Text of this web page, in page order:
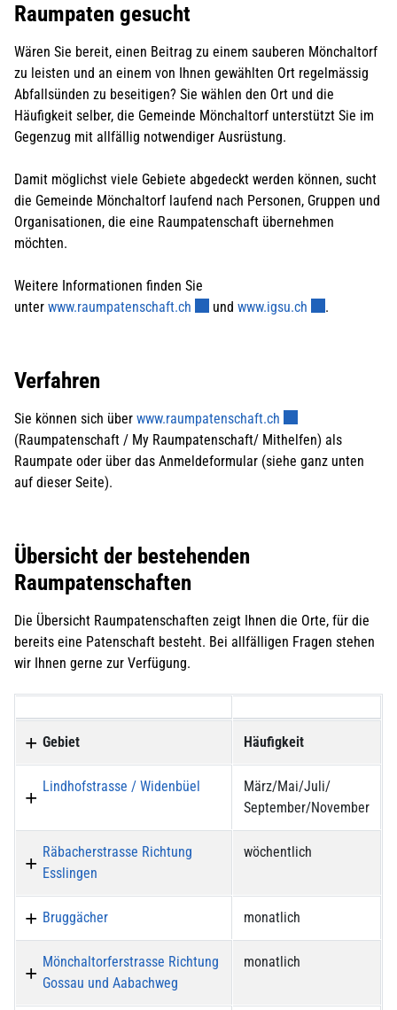
Raumpaten gesucht
Wären Sie bereit, einen Beitrag zu einem sauberen Mönchaltorf
zu leisten und an einem von Ihnen gewählten Ort regelmässig
Abfallsünden zu beseitigen? Sie wählen den Ort und die
Häufigkeit selber, die Gemeinde Mönchaltorf unterstützt Sie im
Gegenzug mit allfällig notwendiger Ausrüstung.
Damit möglichst viele Gebiete abgedeckt werden können, sucht
die Gemeinde Mönchaltorf laufend nach Personen, Gruppen und
Organisationen, die eine Raumpatenschaft übernehmen
möchten.
Weitere Informationen finden Sie
unter www.raumpatenschaft.ch Externer Link wird in einem neuen
und www.igsu.ch Externer Link
.
Verfahren
Sie können sich über www.raumpatenschaft.ch
(Raumpatenschaft / My Raumpatenschaft/ Mithelfen) als
Raumpate oder über das Anmeldeformular (siehe ganz unten
auf dieser Seite).
Übersicht der bestehenden
Raumpatenschaften
Die Übersicht Raumpatenschaften zeigt Ihnen die Orte, für die
bereits eine Patenschaft besteht. Bei allfälligen Fragen stehen
wir Ihnen gerne zur Verfügung.
Gebiet Häufigkeit
Lindhofstrasse / Widenbüel
März/Mai/Juli/
September/November
Räbacherstrasse Richtung
Esslingen
wöchentlich
Bruggächer monatlich
Mönchaltorferstrasse Richtung
Gossau und Aabachweg
monatlich